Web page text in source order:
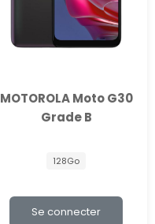
MOTOROLA Moto G30
Grade B
128Go
Se connecter